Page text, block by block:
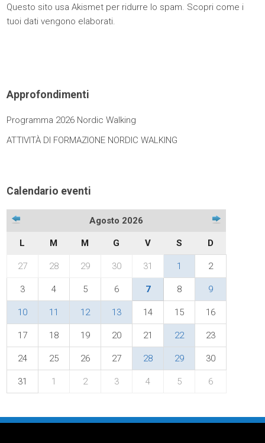
Questo sito usa Akismet per ridurre lo spam. Scopri come i
tuoi dati vengono elaborati.
Approfondimenti
Programma 2026 Nordic Walking
ATTIVITÀ DI FORMAZIONE NORDIC WALKING
Calendario eventi
Agosto 2026
L M M G V S D
27 28 29 30 31 1 2
3 4 5 6 7 8 9
10 11 12 13 14 15 16
17 18 19 20 21 22 23
24 25 26 27 28 29 30
31 1 2 3 4 5 6